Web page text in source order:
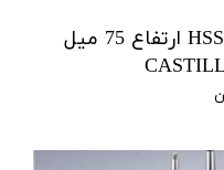
مته گردبر از قطر 12 تا 100 HSS ارتفاع 75 میل